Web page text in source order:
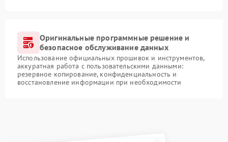
Оригинальные программные решение и
безопасное обслуживание данных
Использование официальных прошивок и инструментов,
аккуратная работа с пользовательскими данными:
резервное копирование, конфиденциальность и
восстановление информации при необходимости